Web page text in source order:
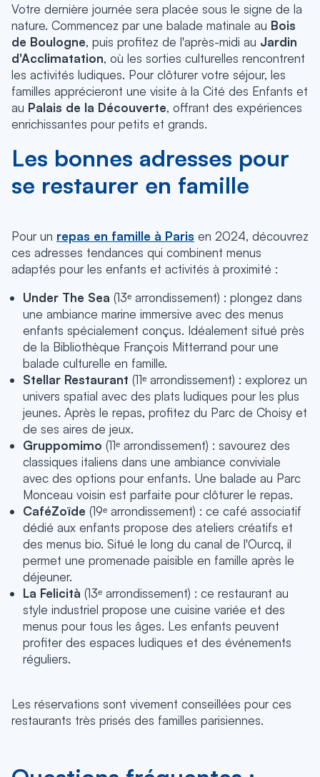
Votre dernière journée sera placée sous le signe de la
nature. Commencez par une balade matinale au Bois
de Boulogne, puis profitez de l'après-midi au Jardin
d'Acclimatation, où les sorties culturelles rencontrent
les activités ludiques. Pour clôturer votre séjour, les
familles apprécieront une visite à la Cité des Enfants et
au Palais de la Découverte, offrant des expériences
enrichissantes pour petits et grands.
Les bonnes adresses pour
se restaurer en famille
Pour un repas en famille à Paris en 2024, découvrez
ces adresses tendances qui combinent menus
adaptés pour les enfants et activités à proximité :
Under The Sea (13ᵉ arrondissement) : plongez dans
une ambiance marine immersive avec des menus
enfants spécialement conçus. Idéalement situé près
de la Bibliothèque François Mitterrand pour une
balade culturelle en famille.
Stellar Restaurant (11ᵉ arrondissement) : explorez un
univers spatial avec des plats ludiques pour les plus
jeunes. Après le repas, profitez du Parc de Choisy et
de ses aires de jeux.
Gruppomimo (11ᵉ arrondissement) : savourez des
classiques italiens dans une ambiance conviviale
avec des options pour enfants. Une balade au Parc
Monceau voisin est parfaite pour clôturer le repas.
CaféZoïde (19ᵉ arrondissement) : ce café associatif
dédié aux enfants propose des ateliers créatifs et
des menus bio. Situé le long du canal de l'Ourcq, il
permet une promenade paisible en famille après le
déjeuner.
La Felicità (13ᵉ arrondissement) : ce restaurant au
style industriel propose une cuisine variée et des
menus pour tous les âges. Les enfants peuvent
profiter des espaces ludiques et des événements
réguliers.
Les réservations sont vivement conseillées pour ces
restaurants très prisés des familles parisiennes.